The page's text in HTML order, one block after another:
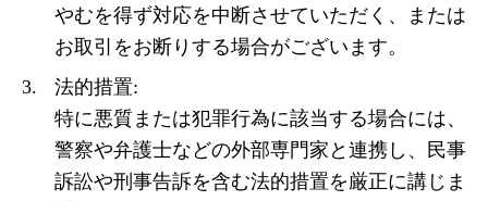
やむを得ず対応を中断させていただく、または
お取引をお断りする場合がございます。
法的措置:
特に悪質または犯罪行為に該当する場合には、
警察や弁護士などの外部専門家と連携し、民事
訴訟や刑事告訴を含む法的措置を厳正に講じま